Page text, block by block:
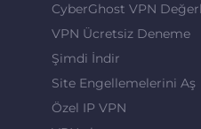
CyberGhost VPN
VPN Ücretsiz Deneme
Şimdi İndir
Site Engellemelerini Aş
Özel IP VPN